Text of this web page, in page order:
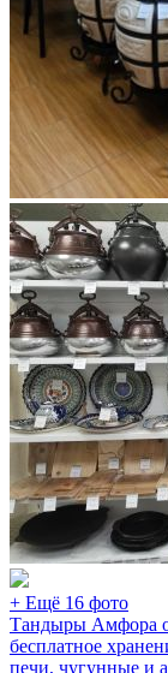
+ Ещё 16 фото
Тандыры Амфора
бесплатное
печи, чугунные и